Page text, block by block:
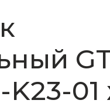
01